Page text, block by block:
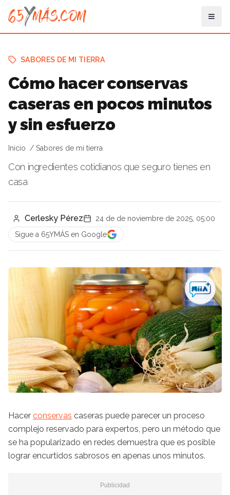
SABORES DE MI TIERRA
Cómo hacer conservas
caseras en pocos minutos
y sin esfuerzo
Inicio Sabores de mi tierra
Con ingredientes cotidianos que seguro tienes en
casa
Cerlesky Pérez
24 de de noviembre de 2025, 05:00
Sigue a 65YMÁS en Google
Hacer conservas caseras puede parecer un proceso
complejo reservado para expertos, pero un método que
se ha popularizado en redes demuestra que es posible
lograr encurtidos sabrosos en apenas unos minutos.